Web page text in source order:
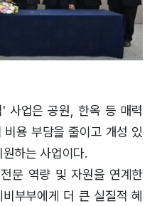
사업은 공원, 한옥 등 매력
용 부담을 줄이고 개성 있
하는 사업이다.
문 역량 및 자원을 연계한
부부에게 더 큰 실질적 혜